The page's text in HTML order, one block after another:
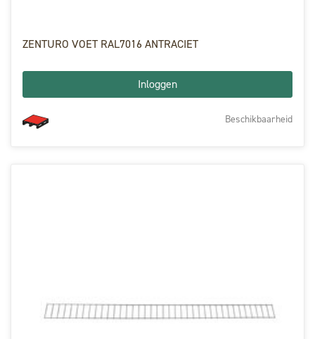
ZENTURO VOET RAL7016 ANTRACIET
Inloggen
Beschikbaarheid